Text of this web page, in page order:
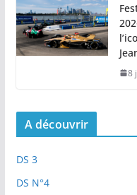
8
A découvrir
DS 3
DS N°4